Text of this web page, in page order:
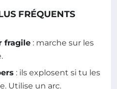
FRÉQUENTS
fragile : marche sur les
: ils explosent si tu les
Utilise un arc.